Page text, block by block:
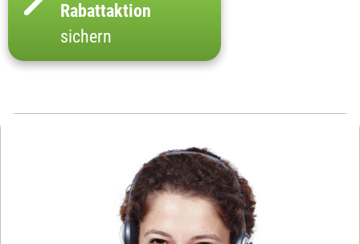
Rabattaktion
sichern